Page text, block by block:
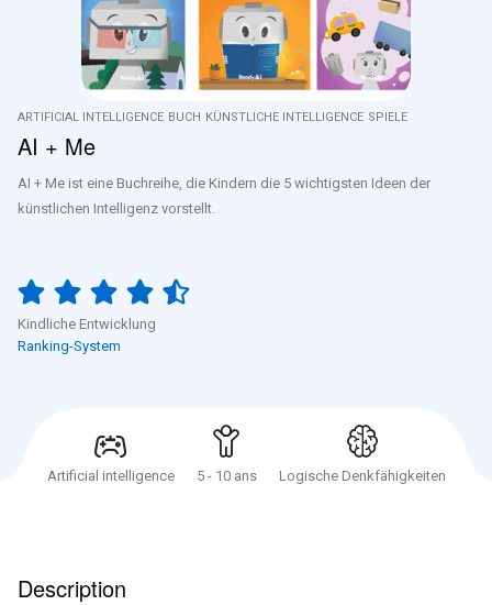
ARTIFICIAL INTELLIGENCE BUCH KÜNSTLICHE INTELLIGENCE SPIELE
AI + Me
AI + Me ist eine Buchreihe, die Kindern die 5 wichtigsten Ideen der
künstlichen Intelligenz vorstellt.
Kindliche Entwicklung
Ranking-System
Artificial intelligence 5 - 10 ans Logische Denkfähigkeiten
Description